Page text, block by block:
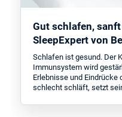
Gut schlafen,
SleepExpert von
Schlafen ist gesund. Der
Immunsystem wird
Erlebnisse und Eindrücke
schlecht schläft, setzt